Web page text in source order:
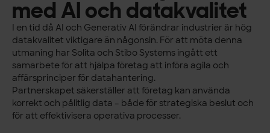
med AI och datakvalitet
I en tid då AI och Generativ AI förändrar industrier är hög
datakvalitet viktigare än någonsin. För att möta denna
utmaning har Solita och Stibo Systems ingått ett
samarbete för att hjälpa företag att införa agila och
affärsprinciper för datahantering.
Partnerskapet säkerställer att företag kan använda
korrekt och pålitlig data – både för strategiska beslut och
för att effektivisera operativa processer.